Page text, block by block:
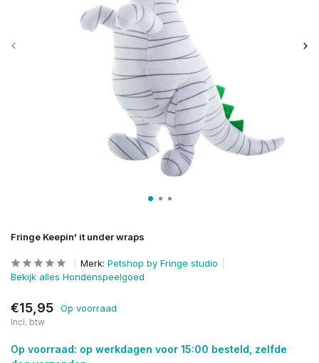
Fringe Keepin' it under wraps
Merk: Petshop by Fringe studio
Bekijk alles Hondenspeelgoed
€15,95 Op voorraad
Incl. btw
Op voorraad: op werkdagen voor 15:00 besteld, zelfde